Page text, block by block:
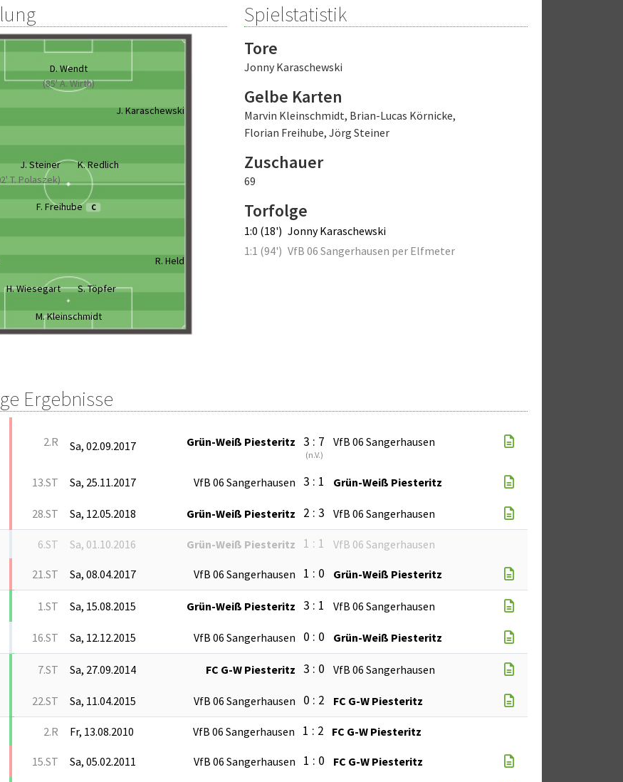
D. Wendt
(85' A. Wirth)
J. Karaschewski
J. Steiner
T. Polaszek)
K. Redlich
F. Freihube C
R. Held
H. Wiesegart S. Töpfer
M. Kleinschmidt
Spielstatistik
Tore
Jonny Karaschewski
Gelbe Karten
Marvin Kleinschmidt, Brian-Lucas Körnicke,
Florian Freihube, Jörg Steiner
Zuschauer
69
Torfolge
1:0 (18') Jonny Karaschewski
1:1 (94') VfB 06 Sangerhausen per Elfmeter
Ergebnisse
2.R Sa, 02.09.2017 Grün-Weiß Piesteritz 3 : 7
(n.V.)
VfB 06 Sangerhausen
13.ST Sa, 25.11.2017 VfB 06 Sangerhausen 3 : 1 Grün-Weiß Piesteritz
28.ST Sa, 12.05.2018 Grün-Weiß Piesteritz 2 : 3 VfB 06 Sangerhausen
6.ST Sa, 01.10.2016 Grün-Weiß Piesteritz 1 : 1 VfB 06 Sangerhausen
21.ST Sa, 08.04.2017 VfB 06 Sangerhausen 1 : 0 Grün-Weiß Piesteritz
1.ST Sa, 15.08.2015 Grün-Weiß Piesteritz 3 : 1 VfB 06 Sangerhausen
16.ST Sa, 12.12.2015 VfB 06 Sangerhausen 0 : 0 Grün-Weiß Piesteritz
7.ST Sa, 27.09.2014 FC G-W Piesteritz 3 : 0 VfB 06 Sangerhausen
22.ST Sa, 11.04.2015 VfB 06 Sangerhausen 0 : 2 FC G-W Piesteritz
2.R Fr, 13.08.2010 VfB 06 Sangerhausen 1 : 2 FC G-W Piesteritz
15.ST Sa, 05.02.2011 VfB 06 Sangerhausen 1 : 0 FC G-W Piesteritz